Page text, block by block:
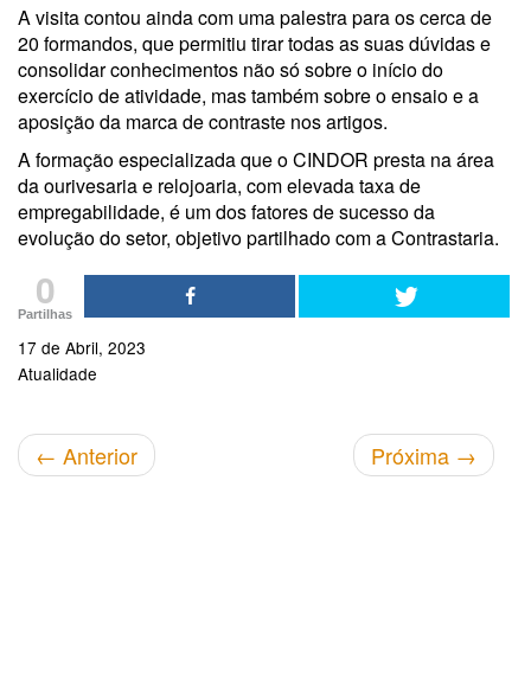
A visita contou ainda com uma palestra para os cerca de
20 formandos, que permitiu tirar todas as suas dúvidas e
consolidar conhecimentos não só sobre o início do
exercício de atividade, mas também sobre o ensaio e a
aposição da marca de contraste nos artigos.
A formação especializada que o CINDOR presta na área
da ourivesaria e relojoaria, com elevada taxa de
empregabilidade, é um dos fatores de sucesso da
evolução do setor, objetivo partilhado com a Contrastaria.
0
Partilhas
17 de Abril, 2023
Atualidade
← Anterior Próxima →